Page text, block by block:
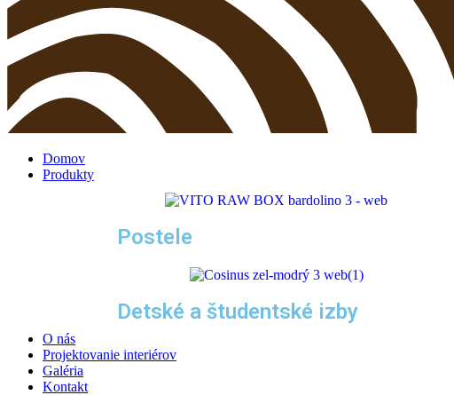
Domov
Produkty
Postele
Detské a študentské izby
O nás
Projektovanie interiérov
Galéria
Kontakt